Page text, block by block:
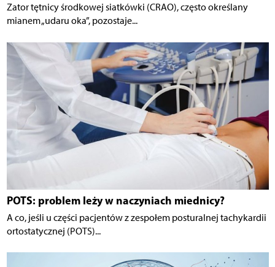
Zator tętnicy środkowej siatkówki (CRAO), często określany
mianem „udaru oka”, pozostaje...
POTS: problem leży w naczyniach miednicy?
A co, jeśli u części pacjentów z zespołem posturalnej tachykardii
ortostatycznej (POTS)...